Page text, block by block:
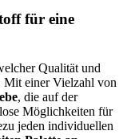
für eine
Qualität und
Mit einer Vielzahl von
, die auf der
Möglichkeiten für
jeden individuellen